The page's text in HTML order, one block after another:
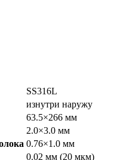
SS316L
изнутри наружу
63.5×266 мм
2.0×3.0 мм
0.76×1.0 мм
0.02 мм (20 мкм)